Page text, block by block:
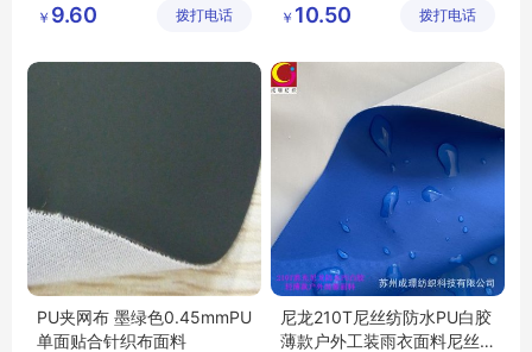
有限公司
￥ 9.60 拨打电话
公司
￥ 10.50 拨打电话
PU夹网布 墨绿色0.45mmPU
单面贴合针织布面料
尼龙210T尼丝纺防水PU白胶
薄款户外工装雨衣面料尼丝